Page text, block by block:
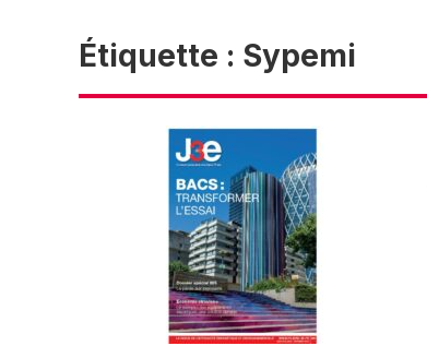
Étiquette : Sypemi